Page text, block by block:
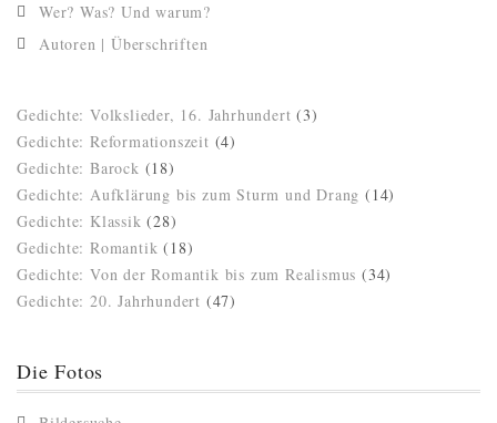
Wer? Was? Und warum?
Autoren | Überschriften
Gedichte: Volkslieder, 16. Jahrhundert (3)
Gedichte: Reformationszeit (4)
Gedichte: Barock (18)
Gedichte: Aufklärung bis zum Sturm und Drang (14)
Gedichte: Klassik (28)
Gedichte: Romantik (18)
Gedichte: Von der Romantik bis zum Realismus (34)
Gedichte: 20. Jahrhundert (47)
Die Fotos